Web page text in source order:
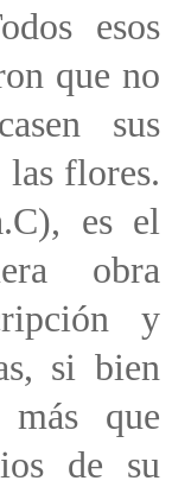
esos
que no
sus
las flores.
es el
obra
y
si bien
que
de su